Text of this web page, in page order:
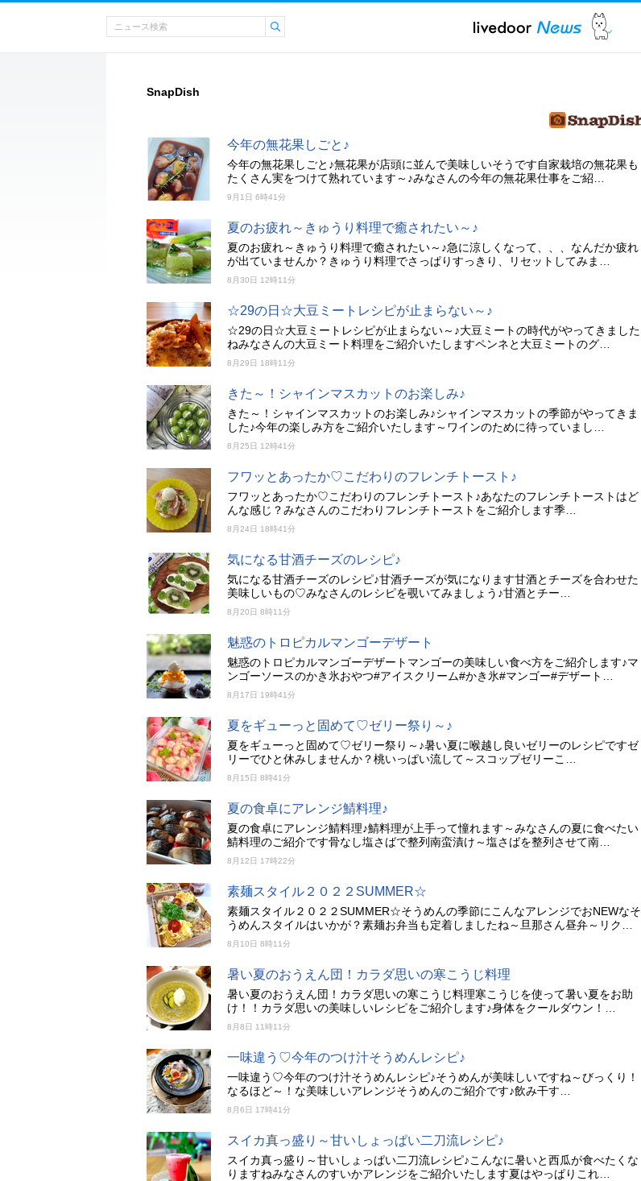
SnapDish
今年の無花果しごと♪
今年の無花果しごと♪無花果が店頭に並んで美味しいそうです自家栽培の無花果も
たくさん実をつけて熟れています～♪みなさんの今年の無花果仕事をご紹…
9月1日 6時41分
夏のお疲れ～きゅうり料理で癒されたい～♪
夏のお疲れ～きゅうり料理で癒されたい～♪急に涼しくなって、、、なんだか疲れ
が出ていませんか？きゅうり料理でさっぱりすっきり、リセットしてみま…
8月30日 12時11分
☆29の日☆大豆ミートレシピが止まらない～♪
☆29の日☆大豆ミートレシピが止まらない～♪大豆ミートの時代がやってきました
ねみなさんの大豆ミート料理をご紹介いたしますペンネと大豆ミートのグ…
8月29日 18時11分
きた～！シャインマスカットのお楽しみ♪
きた～！シャインマスカットのお楽しみ♪シャインマスカットの季節がやってきま
した♪今年の楽しみ方をご紹介いたします～ワインのために待っていまし…
8月25日 12時41分
フワッとあったか♡こだわりのフレンチトースト♪
フワッとあったか♡こだわりのフレンチトースト♪あなたのフレンチトーストはど
んな感じ？みなさんのこだわりフレンチトーストをご紹介します季…
8月24日 18時41分
気になる甘酒チーズのレシピ♪
気になる甘酒チーズのレシピ♪甘酒チーズが気になります甘酒とチーズを合わせた
美味しいもの♡みなさんのレシピを覗いてみましょう♪甘酒とチー…
8月20日 8時11分
魅惑のトロピカルマンゴーデザート
魅惑のトロピカルマンゴーデザートマンゴーの美味しい食べ方をご紹介します♪マ
ンゴーソースのかき氷おやつ#アイスクリーム#かき氷#マンゴー#デザート…
8月17日 19時41分
夏をギューっと固めて♡ゼリー祭り～♪
夏をギューっと固めて♡ゼリー祭り～♪暑い夏に喉越し良いゼリーのレシピですゼ
リーでひと休みしませんか？桃いっぱい流して～スコップゼリーこ…
8月15日 8時41分
夏の食卓にアレンジ鯖料理♪
夏の食卓にアレンジ鯖料理♪鯖料理が上手って憧れます～みなさんの夏に食べたい
鯖料理のご紹介です骨なし塩さばで整列南蛮漬け～塩さばを整列させて南…
8月12日 17時22分
素麺スタイル２０２２SUMMER☆
素麺スタイル２０２２SUMMER☆そうめんの季節にこんなアレンジでおNEWなそ
うめんスタイルはいかが？素麺お弁当も定着しましたね～旦那さん昼弁～リク…
8月10日 8時11分
暑い夏のおうえん団！カラダ思いの寒こうじ料理
暑い夏のおうえん団！カラダ思いの寒こうじ料理寒こうじを使って暑い夏をお助
け！！カラダ思いの美味しいレシピをご紹介します♪身体をクールダウン！…
8月8日 11時11分
一味違う♡今年のつけ汁そうめんレシピ♪
一味違う♡今年のつけ汁そうめんレシピ♪そうめんが美味しいですね～びっくり！
なるほど～！な美味しいアレンジそうめんのご紹介です♪飲み干す…
8月6日 17時41分
スイカ真っ盛り～甘いしょっぱい二刀流レシピ♪
スイカ真っ盛り～甘いしょっぱい二刀流レシピ♪こんなに暑いと西瓜が食べたくな
りますねみなさんのすいかアレンジをご紹介いたします夏はやっぱりこれ…